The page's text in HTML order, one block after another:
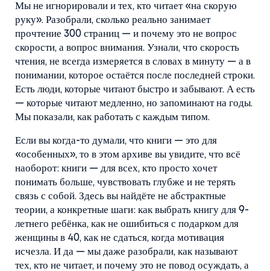
Мы не игнорировали и тех, кто читает «на скорую
руку». Разобрали, сколько реально занимает
прочтение 300 страниц — и почему это не вопрос
скорости, а вопрос внимания. Узнали, что скорость
чтения, не всегда измеряется в словах в минуту — а в
понимании, которое остаётся после последней строки.
Есть люди, которые читают быстро и забывают. А есть
— которые читают медленно, но запоминают на годы.
Мы показали, как работать с каждым типом.
Если вы когда-то думали, что книги — это для
«особенных», то в этом архиве вы увидите, что всё
наоборот: книги — для всех, кто просто хочет
понимать больше, чувствовать глубже и не терять
связь с собой. Здесь вы найдёте не абстрактные
теории, а конкретные шаги: как выбрать книгу для 9-
летнего ребёнка, как не ошибиться с подарком для
женщины в 40, как не сдаться, когда мотивация
исчезла. И да — мы даже разобрали, как называют
тех, кто не читает, и почему это не повод осуждать, а